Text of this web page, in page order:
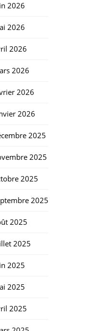
2026
2026
2026
2026
2026
2026
2025
2025
2025
2025
2025
2025
2025
2025
2025